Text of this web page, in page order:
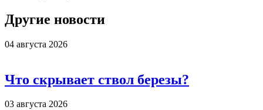
Другие новости
04 августа 2026
Что скрывает ствол березы?
03 августа 2026